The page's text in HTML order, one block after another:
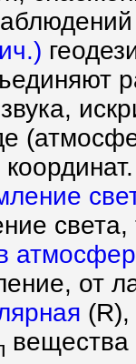
звука,
света,
от
(R),
вещества